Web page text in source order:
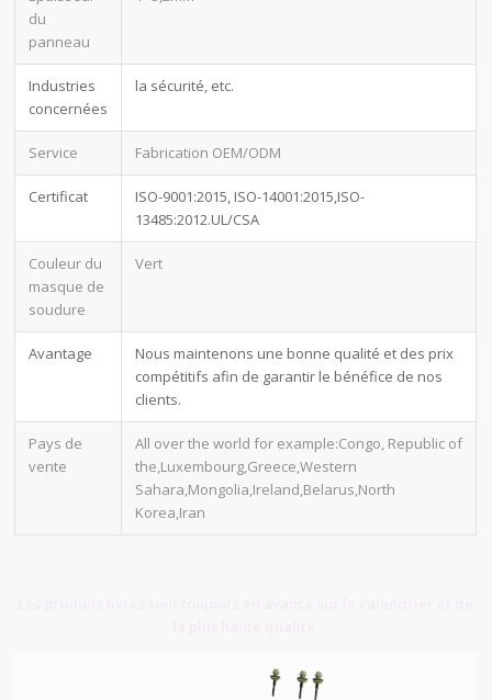
du
panneau
Industries
concernées
la sécurité, etc.
Service Fabrication OEM/ODM
Certificat
ISO-9001:2015, ISO-14001:2015,ISO-
13485:2012.UL/CSA
Couleur du
masque de
soudure
Vert
Avantage
Nous maintenons une bonne qualité et des prix
compétitifs afin de garantir le bénéfice de nos
clients.
Pays de
vente
All over the world for example:Congo, Republic of
the,Luxembourg,Greece,Western
Sahara,Mongolia,Ireland,Belarus,North
Korea,Iran